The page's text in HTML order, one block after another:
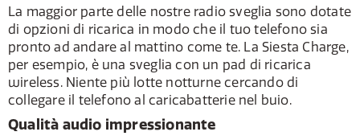
La maggior parte delle nostre radio sveglia sono dotate
di opzioni di ricarica in modo che il tuo telefono sia
pronto ad andare al mattino come te. La Siesta Charge,
per esempio, è una sveglia con un pad di ricarica
wireless. Niente più lotte notturne cercando di
collegare il telefono al caricabatterie nel buio.
Qualità audio impressionante